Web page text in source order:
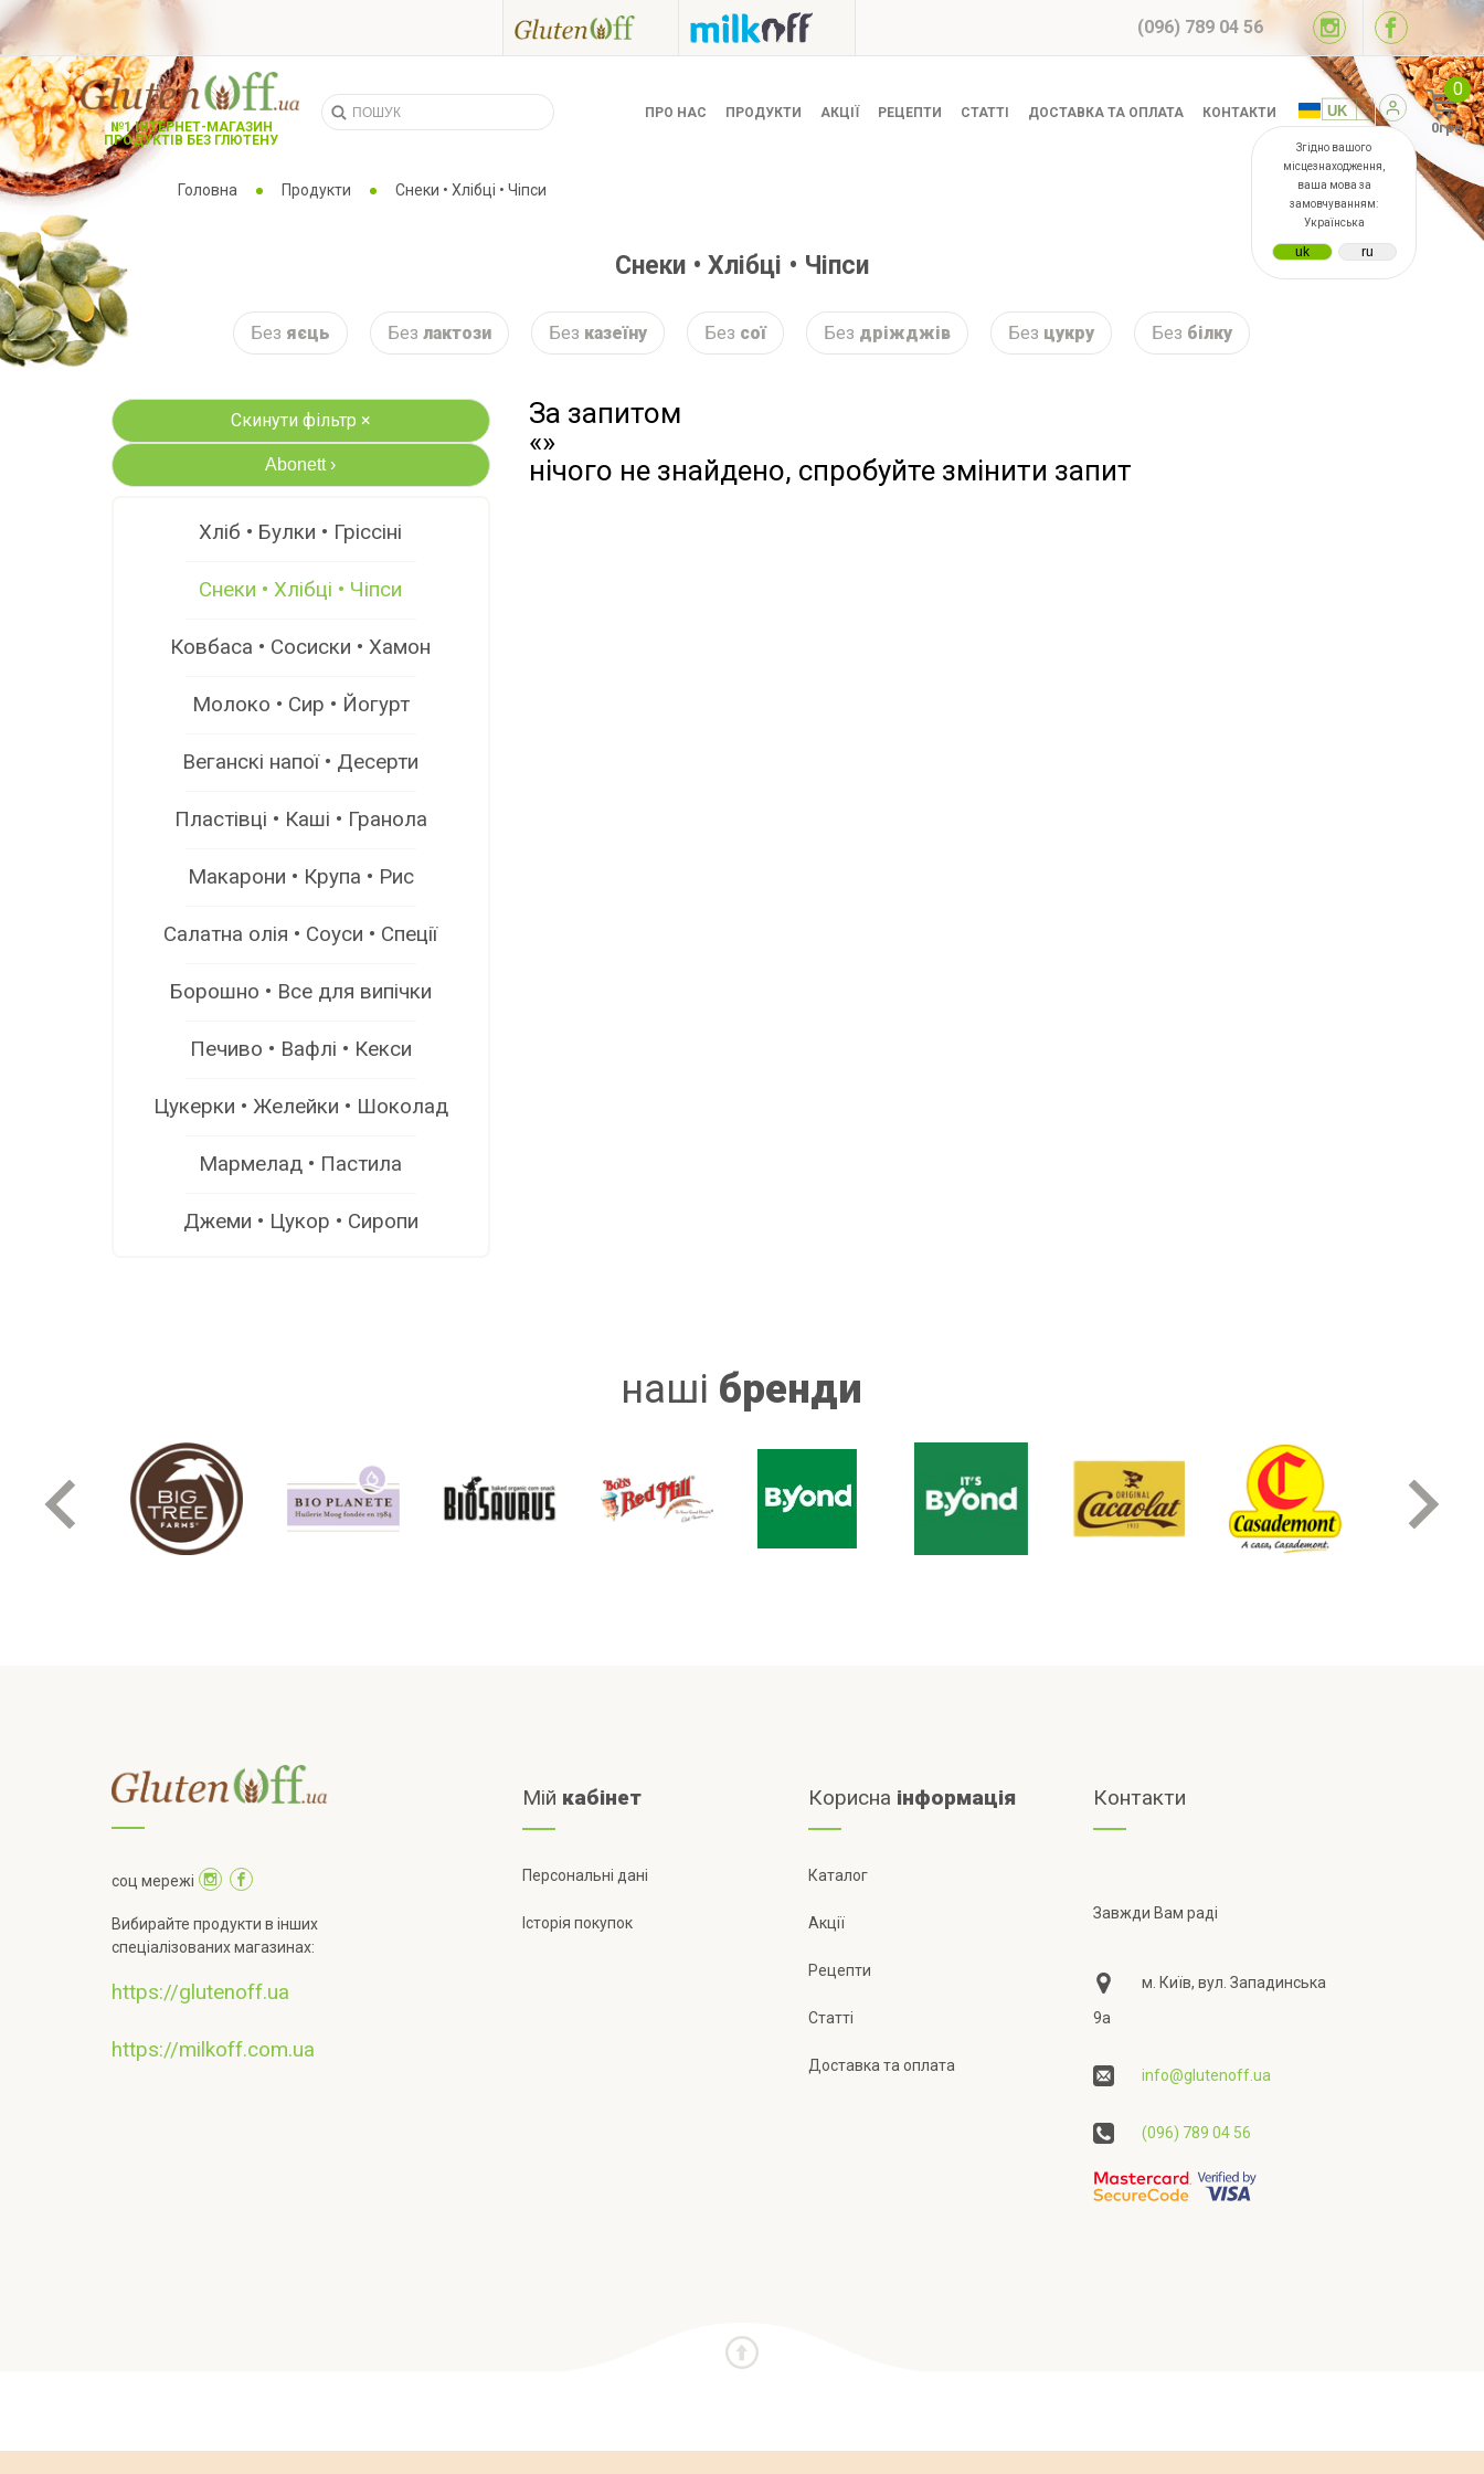
(096) 789 04 56
№1 ІНТЕРНЕТ-МАГАЗИН
ПРОДУКТІВ БЕЗ ГЛЮТЕНУ
ПРО НАС ПРОДУКТИ АКЦІЇ РЕЦЕПТИ СТАТТІ ДОСТАВКА ТА ОПЛАТА КОНТАКТИ
Згідно вашого
місцезнаходження,
ваша мова за
замовчуванням:
Українська
0
0грн
Головна Продукти Снеки • Хлібці • Чіпси
Снеки • Хлібці • Чіпси
Без яєць Безлактози Без казеїну Без сої Без дріжджів Без цукру Без білку
Скинути фільтр ×
Abonett ›
Хліб • Булки • Гріссіні
Снеки • Хлібці • Чіпси
Ковбаса • Сосиски • Хамон
Молоко • Сир • Йогурт
Веганскі напої • Десерти
Пластівці • Каші • Гранола
Макарони • Крупа • Рис
Салатна олія • Соуси • Спеції
Борошно • Все для випічки
Печиво • Вафлі • Кекси
Цукерки • Желейки • Шоколад
Мармелад • Пастила
Джеми • Цукор • Сиропи
За запитом
«»
нічого не знайдено, спробуйте змінити запит
наші бренди
соц мережі
Вибирайте продукти в інших
спеціалізованих магазинах:
https://glutenoff.ua
https://milkoff.com.ua
Мій кабінет
Персональні дані
Історія покупок
Корисна інформація
Каталог
Акції
Рецепти
Статті
Доставка та оплата
Контакти
Завжди Вам раді
м. Київ, вул. Западинська
9а
info@glutenoff.ua
(096) 789 04 56